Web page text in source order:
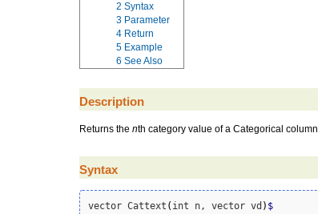
2 Syntax
3 Parameter
4 Return
5 Example
6 See Also
Description
Returns the nth category value of a Categorical
Syntax
vector Cattext ( int n, vector vd ) $